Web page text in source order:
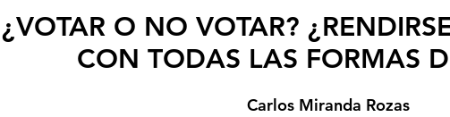
¿VOTAR O NO VOTAR?
CON TODAS LAS FORMAS
Carlos Miranda Rozas